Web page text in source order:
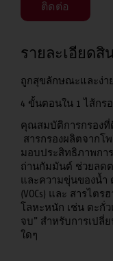
ติดต่อ
รายละเอียดสิ
ถูกสุขลักษณะและง่า
4 ขั้นตอนใน 1 ไส้กรอ
คุณสมบัติการกรองที่
สารกรองผลิตจากโ
มอบประสิทธิภาพกา
ถ่านกัมมันต์ ช่วยลด
และความขุ่นของน้ำ
(VOCs) และ สารไตร
โลหะหนัก เช่น ตะกั่
จบ” สำหรับการเปลี่
ใดๆ